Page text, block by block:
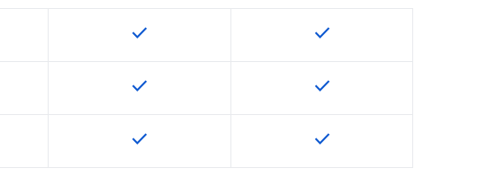
SKU에서 사용할 수 있습니다.이 기능은 SKU에서 사용할 수 있습니다.
check 이 기능은 SKU에서 사용할
check
SKU에서 사용할 수 있습니다.이 기능은 SKU에서 사용할 수 있습니다.
check 이 기능은 SKU에서 사용할
check
SKU에서 사용할 수 있습니다.이 기능은 SKU에서 사용할 수 있습니다.
check 이 기능은 SKU에서 사용할
check